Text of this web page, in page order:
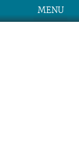
MENU